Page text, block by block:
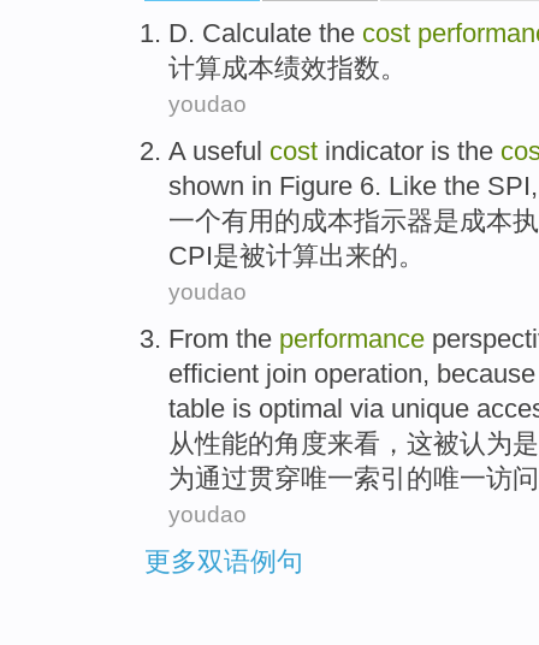
D. Calculate the cost
计算成本绩效指数。
youdao
A useful cost indicator is the
shown in Figure 6. Like the
一个有用的成本指示器是成本
CPI是被计算出来的。
youdao
From the performance
efficient join operation, because
table is optimal via unique
从性能的角度来看 ， 这被认为是
为通过贯穿唯一索引的唯一访问
youdao
更多双语例句